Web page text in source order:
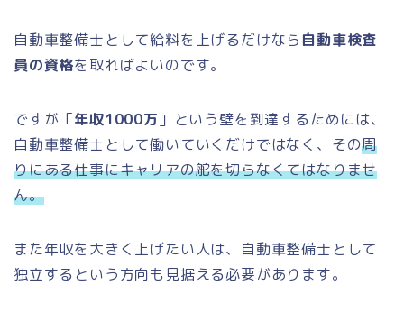
自動車整備士として給料を上げるだけなら自動車検査
員の資格を取ればよいのです。
ですが「年収1000万 」という壁を到達するためには、
自動車整備士として働いていくだけではなく、その周
りにある仕事にキャリアの舵を切らなくてはなりませ
ん。
また年収を大きく上げたい人は、自動車整備士として
独立するという方向も見据える必要があります。